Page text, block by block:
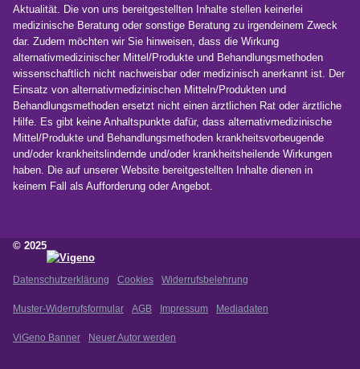
Aktualität. Die von uns bereitgestellten Inhalte stellen keinerlei
medizinische Beratung oder sonstige Beratung zu irgendeinem Zweck
dar. Zudem möchten wir Sie hinweisen, dass die Wirkung
alternativmedizinischer Mittel/Produkte und Behandlungsmethoden
wissenschaftlich nicht nachweisbar oder medizinisch anerkannt ist. Der
Einsatz von alternativmedizinischen Mitteln/Produkten und
Behandlungsmethoden ersetzt nicht einen ärztlichen Rat oder ärztliche
Hilfe. Es gibt keine Anhaltspunkte dafür, dass alternativmedizinische
Mittel/Produkte und Behandlungsmethoden krankheitsvorbeugende
und/oder krankheitslindernde und/oder krankheitsheilende Wirkungen
haben. Die auf unserer Website bereitgestellten Inhalte dienen in
keinem Fall als Aufforderung oder Angebot.
© 2025
©
Datenschutzerklärung Cookies Widerrufsbelehrung
Muster-Widerrufsformular AGB Impressum Mediadaten
ViGeno Banner Neuer Autor werden